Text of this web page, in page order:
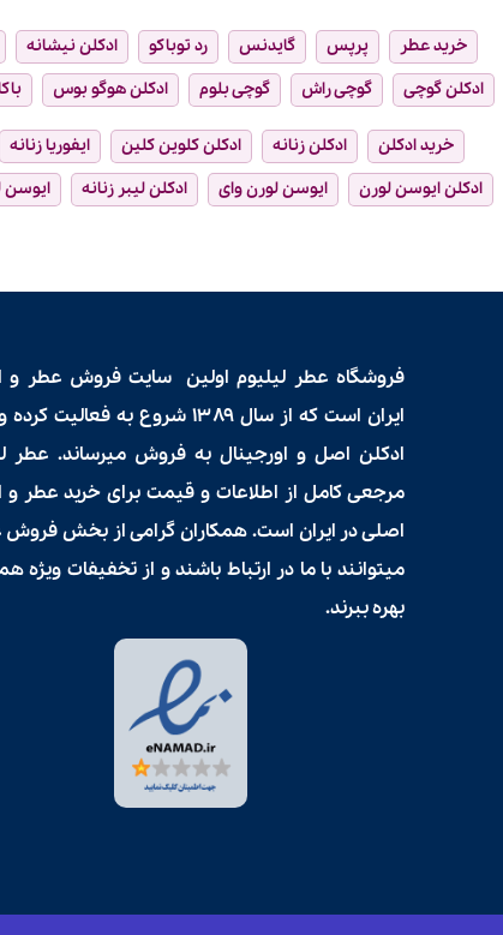
خرید عطر پرپس گایدنس رد توباکو ادکلن نیشانه
ادکلن گوچی
گوچی راش گوچی بلوم ادکلن هوگو بوس
خرید ادکلن ادکلن زنانه ادکلن کلوین کلین ایفوریا زنانه
ادکلن ایوسن لورن
ایوسن لورن وای ادکلن لیبر زنانه ایوسن
فروشگاه عطر لیلیوم اولین سایت فروش عطر و
ایران است که از سال ۱۳۸۹ شروع به فعالیت
ادکلن اصل و اورجینال به فروش میرساند. عطر
مرجعی کامل از اطلاعات و قیمت برای خرید عطر و
اصلی در ایران است. همکاران گرامی از بخش
میتوانند با ما در ارتباط باشند و از تخفیفات ویژه
بهره ببرند.